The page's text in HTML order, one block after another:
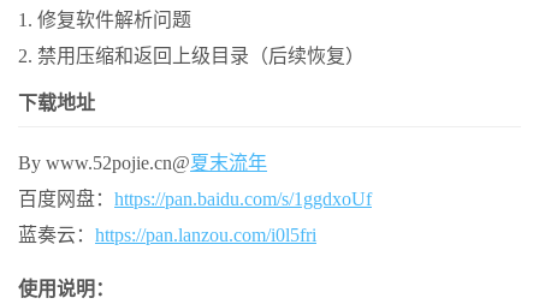
1. 修复软件解析问题
2. 禁用压缩和返回上级目录（后续恢复）
下载地址
By www.52pojie.cn@夏末流年
百度网盘： https://pan.baidu.com/s/1ggdxoUf
蓝奏云： https://pan.lanzou.com/i0l5fri
使用说明：